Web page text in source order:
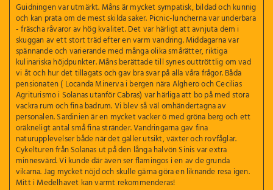
Guidningen var utmärkt. Måns är mycket sympatisk, bildad och kunnig
och kan prata om de mest skilda saker. Picnic-luncherna var underbara
- fräscha råvaror av hög kvalitet. Det var härligt att avnjuta dem i
skuggan av ett stort träd efter en varm vandring. Middagarna var
spännande och varierande med många olika smårätter, riktiga
kulinariska höjdpunkter. Måns berättade till synes outtröttlig om vad
vi åt och hur det tillagats och gav bra svar på alla våra frågor. Båda
pensionaten ( Locanda Minerva i bergen nära Alghero och Cecilias
Agriturismo i Solanas utanför Cabras) var härliga att bo på med stora
vackra rum och fina badrum. Vi blev så väl omhändertagna av
personalen. Sardinien är en mycket vacker ö med gröna berg och ett
oräkneligt antal små fina stränder. Vandringarna gav fina
naturupplevelser både när det gäller utsikt, växter och rovfåglar.
Cykelturen från Solanas ut på den långa halvön Sinis var extra
minnesvärd. Vi kunde där även ser flamingos i en av de grunda
vikarna. Jag mycket nöjd och skulle gärna göra en liknande resa igen.
Mitt i Medelhavet kan varmt rekommenderas!